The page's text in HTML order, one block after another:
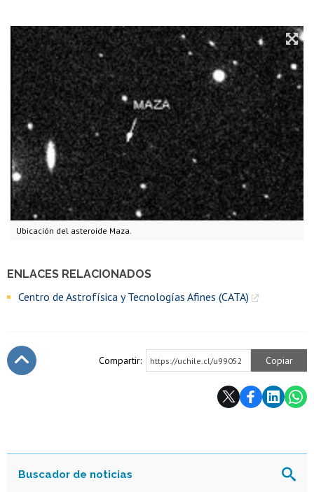
Ubicación del asteroide Maza.
ENLACES RELACIONADOS
Centro de Astrofísica y Tecnologías Afines (CATA)
Compartir: https://uchile.cl/u99052 Copiar